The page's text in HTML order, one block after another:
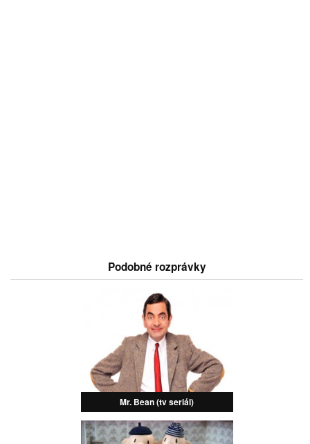
Podobné rozprávky
Mr. Bean (tv seriál)